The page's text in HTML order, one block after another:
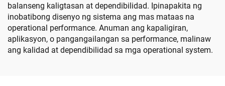
balanseng kaligtasan at dependibilidad. Ipinapakita ng
inobatibong disenyo ng sistema ang mas mataas na
operational performance. Anuman ang kapaligiran,
aplikasyon, o pangangailangan sa performance, malinaw
ang kalidad at dependibilidad sa mga operational system.